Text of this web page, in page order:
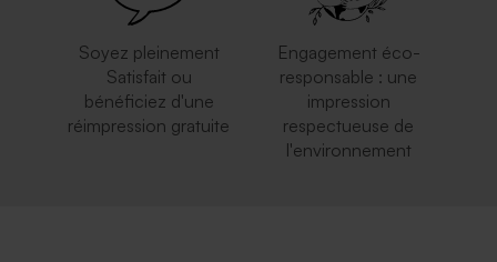
Soyez pleinement
Satisfait ou
bénéficiez d'une
réimpression gratuite
Engagement éco-
responsable : une
impression
respectueuse de
l'environnement